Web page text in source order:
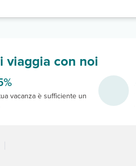
viaggia con noi
vacanza è sufficiente un